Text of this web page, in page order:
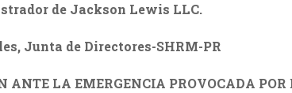
de Jackson Lewis LLC.
Junta de Directores-SHRM-PR
LA EMERGENCIA PROVOCADA POR